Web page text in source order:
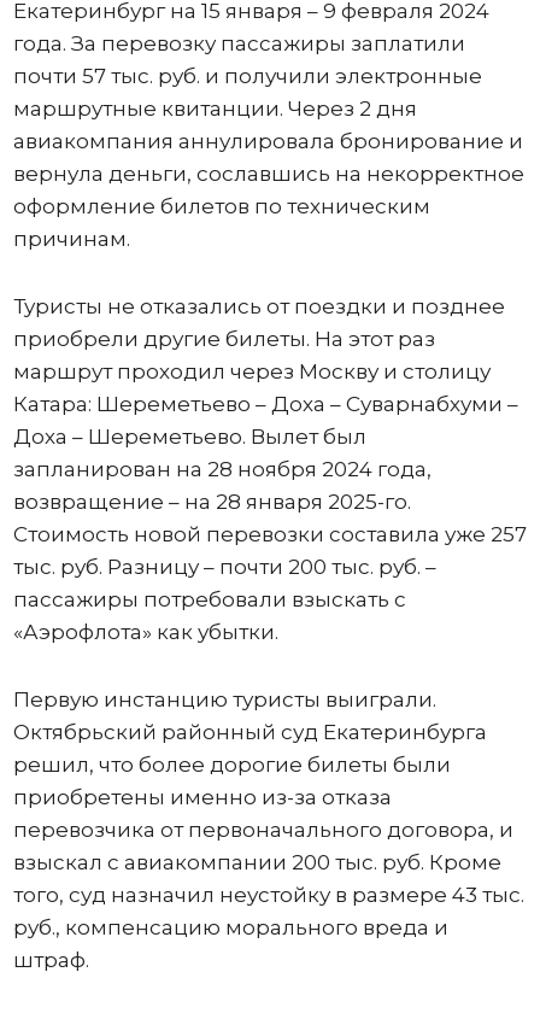
Екатеринбург на 15 января – 9 февраля 2024
года. За перевозку пассажиры заплатили
почти 57 тыс. руб. и получили электронные
маршрутные квитанции. Через 2 дня
авиакомпания аннулировала бронирование и
вернула деньги, сославшись на некорректное
оформление билетов по техническим
причинам.
Туристы не отказались от поездки и позднее
приобрели другие билеты. На этот раз
маршрут проходил через Москву и столицу
Катара: Шереметьево – Доха – Суварнабхуми –
Доха – Шереметьево. Вылет был
запланирован на 28 ноября 2024 года,
возвращение – на 28 января 2025-го.
Стоимость новой перевозки составила уже 257
тыс. руб. Разницу – почти 200 тыс. руб. –
пассажиры потребовали взыскать с
«Аэрофлота» как убытки.
Первую инстанцию туристы выиграли.
Октябрьский районный суд Екатеринбурга
решил, что более дорогие билеты были
приобретены именно из-за отказа
перевозчика от первоначального договора, и
взыскал с авиакомпании 200 тыс. руб. Кроме
того, суд назначил неустойку в размере 43 тыс.
руб., компенсацию морального вреда и
штраф.